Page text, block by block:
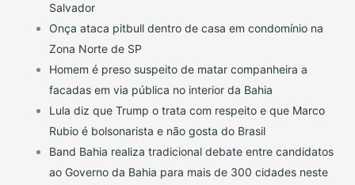
Salvador
Onça ataca pitbull dentro de casa em condomínio na
Zona Norte de SP
Homem é preso suspeito de matar companheira a
facadas em via pública no interior da Bahia
Lula diz que Trump o trata com respeito e que Marco
Rubio é bolsonarista e não gosta do Brasil
Band Bahia realiza tradicional debate entre candidatos
ao Governo da Bahia para mais de 300 cidades neste